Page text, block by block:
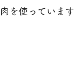
を使っています